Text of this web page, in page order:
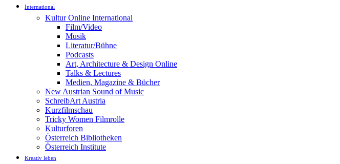
International
Kultur Online International
Film/Video
Musik
Literatur/Bühne
Podcasts
Art, Architecture & Design Online
Talks & Lectures
Medien, Magazine & Bücher
New Austrian Sound of Music
SchreibArt Austria
Kurzfilmschau
Tricky Women Filmrolle
Kulturforen
Österreich Bibliotheken
Österreich Institute
Kreativ leben